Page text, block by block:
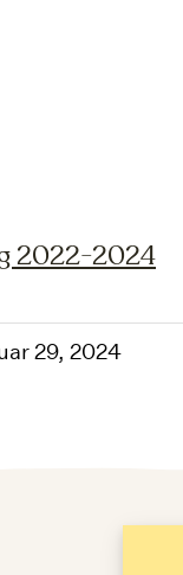
2022-2024
29, 2024